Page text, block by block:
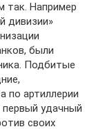
так. Например
дивизии»
были
Подбитые
по артиллерии
удачный
своих